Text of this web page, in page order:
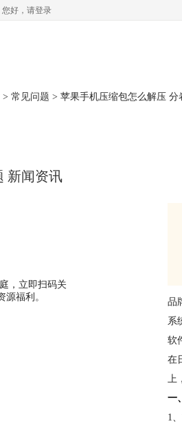
您好， 请登录
> 常见问题 > 苹果手机压缩包怎么解压 分
新闻资讯
，立即扫码关
源福利。
品
系
软
在
上
一
1